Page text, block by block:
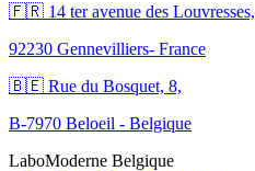
🇫🇷 ​14 ter avenue des Louvresses,
92230 Gennevilliers- France
🇧🇪 Rue du Bosquet, 8,
B-7970 Beloeil - Belgique
LaboModerne Belgique